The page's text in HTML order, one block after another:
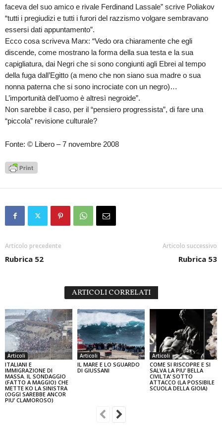
faceva del suo amico e rivale Ferdinand Lassale” scrive Poliakov
“tutti i pregiudizi e tutti i furori del razzismo volgare sembravano
essersi dati appuntamento”.
Ecco cosa scriveva Marx: “Vedo ora chiaramente che egli
discende, come mostrano la forma della sua testa e la sua
capigliatura, dai Negri che si sono congiunti agli Ebrei al tempo
della fuga dall’Egitto (a meno che non siano sua madre o sua
nonna paterna che si sono incrociate con un negro)…
L’importunità dell’uomo è altresì negroide”.
Non sarebbe il caso, per il “pensiero progressista”, di fare una
“piccola” revisione culturale?
Fonte: © Libero – 7 novembre 2008
Articolo precedente
Rubrica 52
Articolo successivo
Rubrica 53
ARTICOLI CORRELATI
Articoli
ITALIANI E
IMMIGRAZIONE DI
MASSA. IL SONDAGGIO
(FATTO A MAGGIO) CHE
METTE KO LA SINISTRA
(OGGI SAREBBE ANCOR
PIU’ CLAMOROSO)
Articoli
IL MARE E LO SGUARDO
DI GIUSSANI
Articoli
COME SI RISCOPRE E SI
SALVA LA PIU’ BELLA
CIVILTA’ SOTTO
ATTACCO (LA POSSIBILE
SCUOLA DELLA GIOIA)